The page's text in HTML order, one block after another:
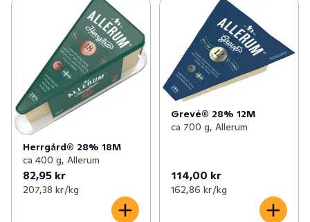
Herrgård® 28% 18M
ca 400 g, Allerum
82,95 kr
207,38 kr /kg
Grevé® 28% 12M
ca 700 g, Allerum
114,00 kr
162,86 kr /kg